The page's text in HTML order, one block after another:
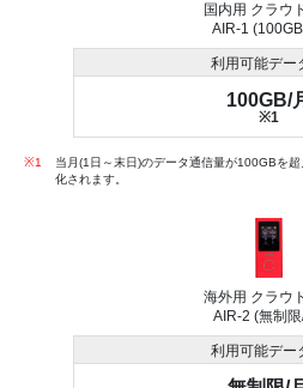
国内用 クラウ
AIR-1
利用可能デー
100GB/
※1
※1
当月(1日～末日)のデータ通信量が100GBを
化されます。
海外用 クラウ
AIR-2 (無制
利用可能デー